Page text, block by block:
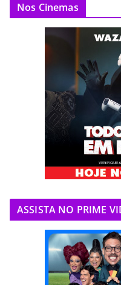
Nos Cinemas
ASSISTA NO PRIME